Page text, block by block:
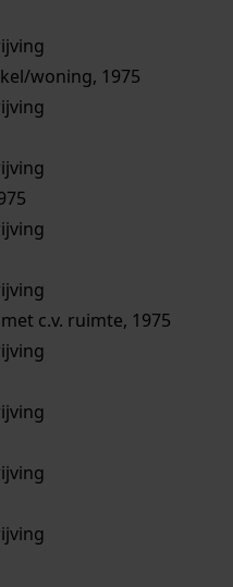
woning, 1975
c.v. ruimte, 1975